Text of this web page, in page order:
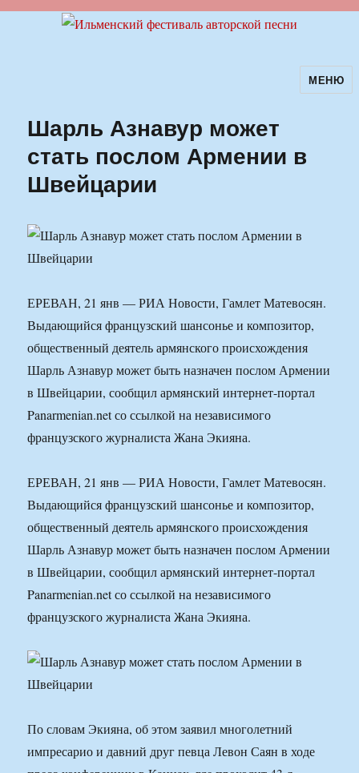
Ильменский фестиваль авторскойМЕНЮ
Шарль Азнавур может
стать послом Армении в
Швейцарии
ЕРЕВАН, 21 янв — РИА Новости, Гамлет Матевосян.
Выдающийся французский шансонье и композитор,
общественный деятель армянского происхождения
Шарль Азнавур может быть назначен послом Армении
в Швейцарии, сообщил армянский интернет-портал
Panarmenian.net со ссылкой на независимого
французского журналиста Жана Экияна.
ЕРЕВАН, 21 янв — РИА Новости, Гамлет Матевосян.
Выдающийся французский шансонье и композитор,
общественный деятель армянского происхождения
Шарль Азнавур может быть назначен послом Армении
в Швейцарии, сообщил армянский интернет-портал
Panarmenian.net со ссылкой на независимого
французского журналиста Жана Экияна.
По словам Экияна, об этом заявил многолетний
импресарио и давний друг певца Левон Саян в ходе